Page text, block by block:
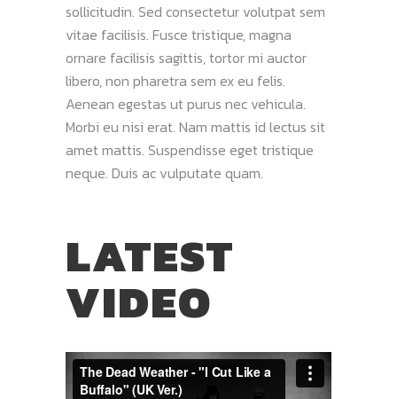
sollicitudin. Sed consectetur volutpat sem
vitae facilisis. Fusce tristique, magna
ornare facilisis sagittis, tortor mi auctor
libero, non pharetra sem ex eu felis.
Aenean egestas ut purus nec vehicula.
Morbi eu nisi erat. Nam mattis id lectus sit
amet mattis. Suspendisse eget tristique
neque. Duis ac vulputate quam.
LATEST
VIDEO